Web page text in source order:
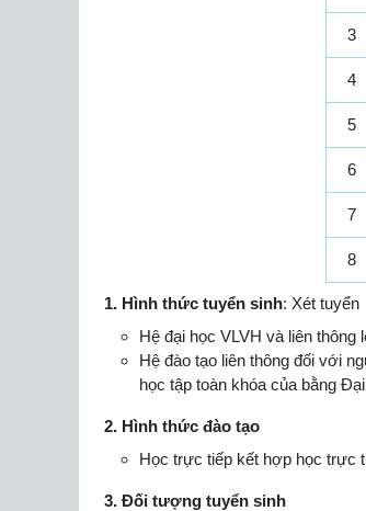
3
4
5
6
7
8
1. Hình thức tuyển sinh: Xét tuyển
Hệ đại học VLVH và liên thông
Hệ đào tạo liên thông đối với
học tập toàn khóa của bằng
2. Hình thức đào tạo
Học trực tiếp kết hợp học trực
3. Đối tượng tuyển sinh